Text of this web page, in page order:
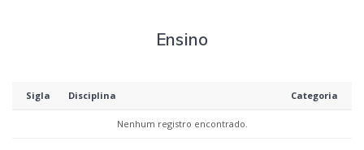
Ensino
Sigla Disciplina Categoria
Nenhum registro encontrado.